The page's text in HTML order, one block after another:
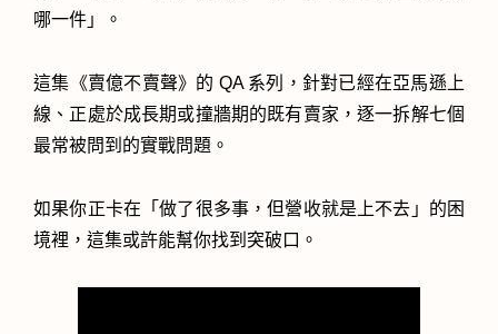
哪一件」。
這集《賣億不賣聲》的 QA 系列，針對已經在亞馬遜上
線、正處於成長期或撞牆期的既有賣家，逐一拆解七個
最常被問到的實戰問題。
如果你正卡在「做了很多事，但營收就是上不去」的困
境裡，這集或許能幫你找到突破口。